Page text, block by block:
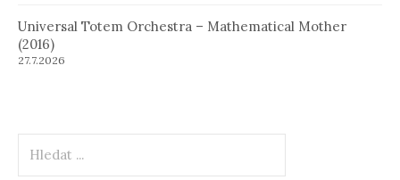
Universal Totem Orchestra – Mathematical Mother
(2016)
27.7.2026